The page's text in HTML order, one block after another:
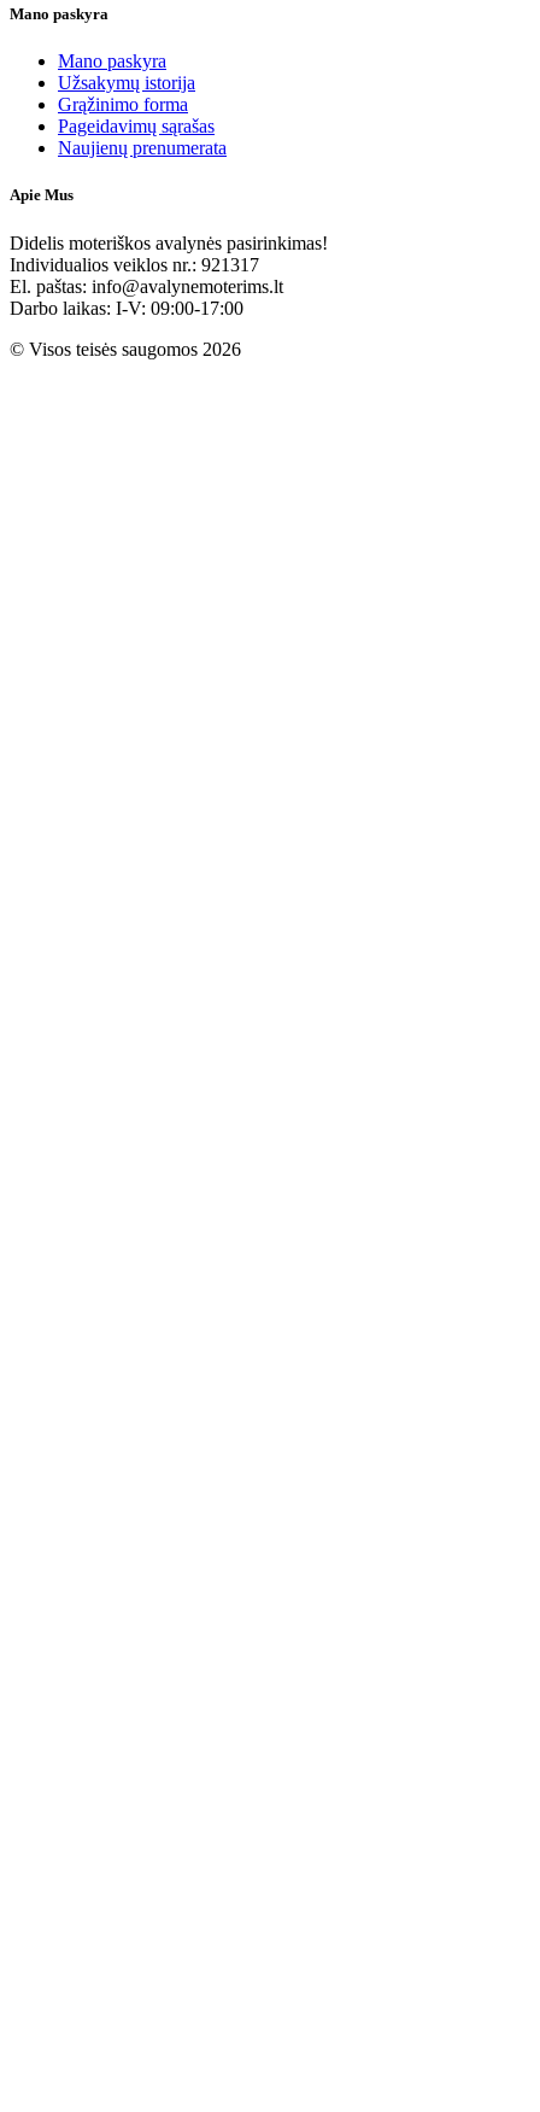
Mano paskyra
Mano paskyra
Užsakymų istorija
Grąžinimo forma
Pageidavimų sąrašas
Naujienų prenumerata
Apie Mus
Didelis moteriškos avalynės pasirinkimas!
Individualios veiklos nr.: 921317
El. paštas: info@avalynemoterims.lt
Darbo laikas: I-V: 09:00-17:00
© Visos teisės saugomos 2026